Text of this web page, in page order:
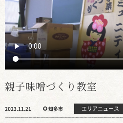
親子味噌づくり教室
2023.11.21 知多市 エリアニュース